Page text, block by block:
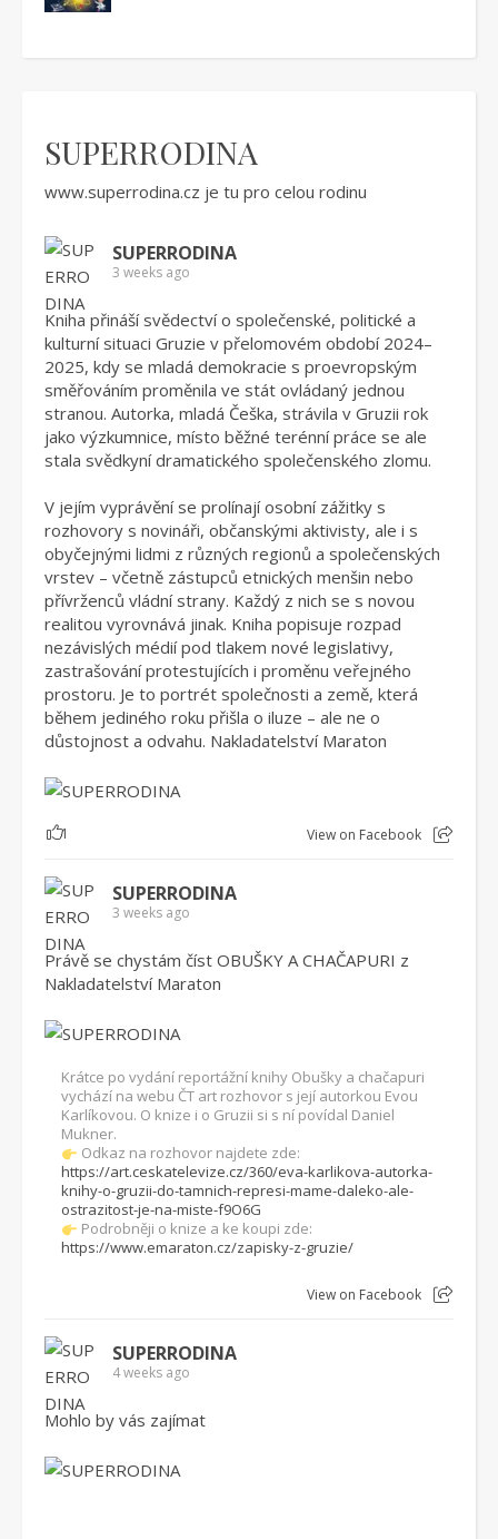
SUPERRODINA
www.superrodina.cz je tu pro celou rodinu
SUPERRODINA
3 weeks ago
Kniha přináší svědectví o společenské, politické a
kulturní situaci Gruzie v přelomovém období 2024–
2025, kdy se mladá demokracie s proevropským
směřováním proměnila ve stát ovládaný jednou
stranou. Autorka, mladá Češka, strávila v Gruzii rok
jako výzkumnice, místo běžné terénní práce se ale
stala svědkyní dramatického společenského zlomu.
V jejím vyprávění se prolínají osobní zážitky s
rozhovory s novináři, občanskými aktivisty, ale i s
obyčejnými lidmi z různých regionů a společenských
vrstev – včetně zástupců etnických menšin nebo
přívrženců vládní strany. Každý z nich se s novou
realitou vyrovnává jinak. Kniha popisuje rozpad
nezávislých médií pod tlakem nové legislativy,
zastrašování protestujících i proměnu veřejného
prostoru. Je to portrét společnosti a země, která
během jediného roku přišla o iluze – ale ne o
důstojnost a odvahu. Nakladatelství Maraton
1 View on Facebook
SUPERRODINA
3 weeks ago
Právě se chystám číst OBUŠKY A CHAČAPURI z
Nakladatelství Maraton
Krátce po vydání reportážní knihy Obušky a chačapuri
vychází na webu ČT art rozhovor s její autorkou Evou
Karlíkovou. O knize i o Gruzii si s ní povídal Daniel
Mukner.
Odkaz na rozhovor najdete zde:
https://art.ceskatelevize.cz/360/eva-karlikova-autorka-
knihy-o-gruzii-do-tamnich-represi-mame-daleko-ale-
ostrazitost-je-na-miste-f9O6G
Podrobněji o knize a ke koupi zde:
https://www.emaraton.cz/zapisky-z-gruzie/
View on Facebook
SUPERRODINA
4 weeks ago
Mohlo by vás zajímat